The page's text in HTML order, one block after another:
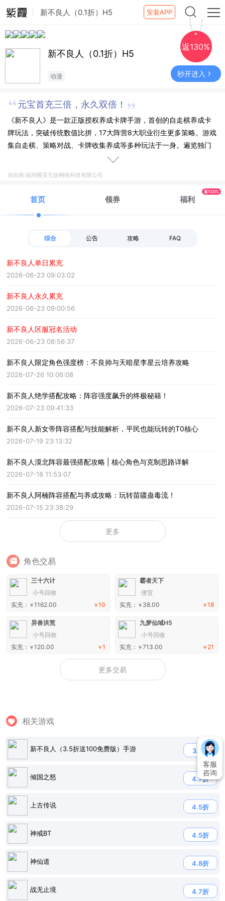
新不良人（0.1折）H5 安装APP
新不良人（0.1折）H5
动漫
返130%
秒开进入
元宝首充三倍，永久双倍！
《新不良人》是一款正版授权养成卡牌手游，首创的自走棋养成卡
牌玩法，突破传统数值比拼，17大阵营8大职业衍生更多策略。游戏
集自走棋、策略对战、卡牌收集养成等多种玩法于一身。遍览独门
秘籍、练就盖世绝技。今日我为首席，谁与争锋！
供应商:福州曜灵互娱网络科技有限公司
首页 领券 福利
返130%
综合 公告 攻略 FAQ
新不良人单日累充
2026-06-23 09:03:02
新不良人永久累充
2026-06-23 09:00:56
新不良人区服冠名活动
2026-06-23 08:56:37
新不良人限定角色强度榜：不良帅与天暗星李星云培养攻略
2026-07-26 10:06:08
新不良人绝学搭配攻略：阵容强度飙升的终极秘籍！
2026-07-23 09:41:33
新不良人新女帝阵容搭配与技能解析，平民也能玩转的T0核心
2026-07-19 23:13:32
新不良人漠北阵容最强搭配攻略 | 核心角色与克制思路详解
2026-07-18 11:53:07
新不良人阿楠阵容搭配与养成攻略：玩转苗疆蛊毒流！
2026-07-15 23:38:29
更多
角色交易
三十六计
小号回收
￥10
实充： ￥1162.00
霸者天下
便宜
￥18
实充： ￥ 38.00
异兽洪荒
小号回收
￥1
实充： ￥120.00
九梦仙域H5
小号回收
￥ 21
实充： ￥713.00
更多交易
相关游戏
新不良人（3.5折送100免费版）手游 3.5折
倾国之怒 4.7折
上古传说 4.5折
神戒BT 4.5折
神仙道 4.8折
战无止境 4.7折
客服
咨询